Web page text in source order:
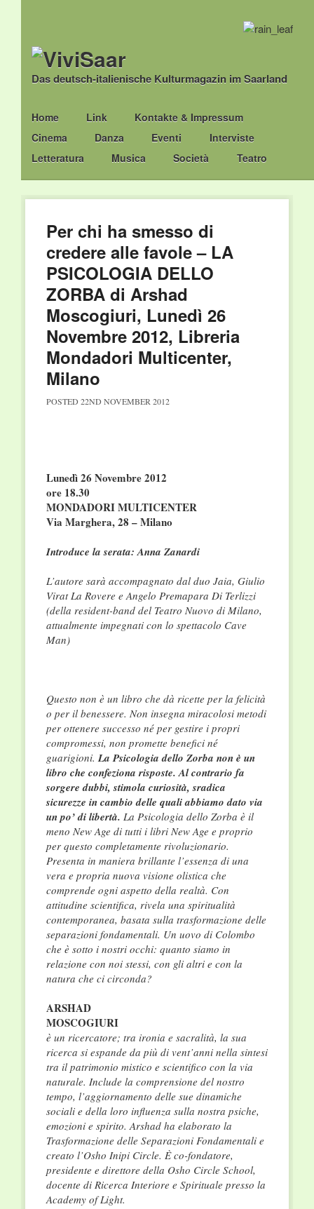
Das deutsch-italienische Kulturmagazin im Saarland
Main menu
Skip
to
content
Home Link
Kontakte & Impressum
Cinema
Danza Eventi
Interviste
Letteratura
Musica Società Teatro
Per chi ha smesso di
credere alle favole – LA
PSICOLOGIA DELLO
ZORBA di Arshad
Moscogiuri, Lunedì 26
Novembre 2012, Libreria
Mondadori Multicenter,
Milano
POSTED 22ND NOVEMBER 2012
Lunedì 26 Novembre 2012
ore 18.30
MONDADORI MULTICENTER
Via Marghera, 28 – Milano
Introduce la serata: Anna Zanardi
L’autore sarà accompagnato dal duo Jaia, Giulio
Virat La Rovere e Angelo Premapara Di Terlizzi
(della resident-band del Teatro Nuovo di Milano,
attualmente impegnati con lo spettacolo Cave
Man)
Questo non è un libro che dà ricette per la felicità
o per il benessere. Non insegna miracolosi metodi
per ottenere successo né per gestire i propri
compromessi, non promette benefici né
guarigioni.La Psicologia dello Zorba non è un
libro che confeziona risposte. Al contrario fa
sorgere dubbi, stimola curiosità, sradica
sicurezze in cambio delle quali abbiamo dato via
un po’ di libertà. La Psicologia dello Zorba è il
meno New Age di tutti i libri New Age e proprio
per questo completamente rivoluzionario.
Presenta in maniera brillante l’essenza di una
vera e propria nuova visione olistica che
comprende ogni aspetto della realtà. Con
attitudine scientifica, rivela una spiritualità
contemporanea, basata sulla trasformazione delle
separazioni fondamentali. Un uovo di Colombo
che è sotto i nostri occhi: quanto siamo in
relazione con noi stessi, con gli altri e con la
natura che ci circonda?
ARSHAD
MOSCOGIURI
è un ricercatore; tra ironia e sacralità, la sua
ricerca si espande da più di vent’anni nella sintesi
tra il patrimonio mistico e scientifico con la via
naturale. Include la comprensione del nostro
tempo, l’aggiornamento delle sue dinamiche
sociali e della loro influenza sulla nostra psiche,
emozioni e spirito. Arshad ha elaborato la
Trasformazione delle Separazioni Fondamentali e
creato l’Osho Inipi Circle. È co-fondatore,
presidente e direttore della Osho Circle School,
docente di Ricerca Interiore e Spirituale presso la
Academy of Light.